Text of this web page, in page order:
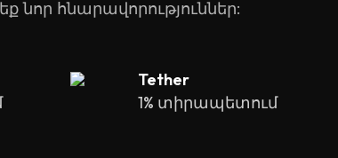
նոր հնարավորություններ:
Tether
1% տիրապետում